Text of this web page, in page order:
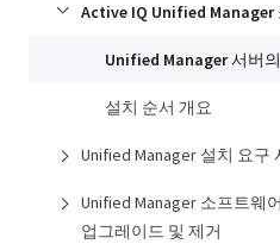
Active IQ Unified Manager
Unified Manager 서버
설치 순서 개요
Unified Manager 설치 요구
Unified Manager 소프트웨
업그레이드 및 제거